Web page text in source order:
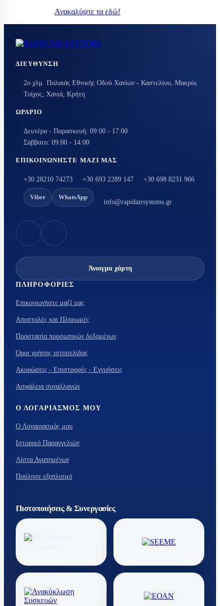
Ανακαλύψτε τα εδώ!
ΔΙΕΎΘΥΝΣΗ
2ο χλμ. Παλαιάς Εθνικής Οδού Χανίων - Καστελίου, Μακρύς
Τοίχος, Χανιά, Κρήτη
ΩΡΆΡΙΟ
Δευτέρα - Παρασκευή: 09:00 - 17:00
Σάββατο: 09:00 - 14:00
ΕΠΙΚΟΙΝΩΝΉΣΤΕ ΜΑΖΊ ΜΑΣ
+30 28210 74273 +30 693 2289 147 +30 698 8231 966
Viber WhatsApp
info@rapidairsystems.gr
Άνοιγμα χάρτη
ΠΛΗΡΟΦΟΡΊΕΣ
Επικοινωνήστε μαζί μας
Αποστολές και Πληρωμές
Προστασία προσωπικών δεδομένων
Όροι χρήσης ιστοσελίδας
Ακυρώσεις - Επιστροφές - Εγγυήσεις
Ασφάλεια συναλλαγών
Ο ΛΟΓΑΡΙΑΣΜΌΣ ΜΟΥ
Ο Λογαριασμός μου
Ιστορικό Παραγγελιών
Λίστα Αγαπημένων
Πούλησε εξοπλισμό
Πιστοποιήσεις & Συνεργασίες